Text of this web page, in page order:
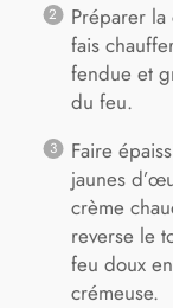
Préparer la
fais
fendue et
du feu.
Faire
jaunes
crème
reverse le
feu doux
crémeuse.